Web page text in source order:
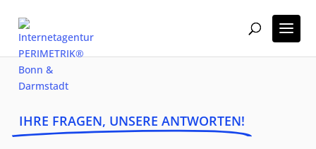
IHRE FRAGEN, UNSERE ANTWORTEN!